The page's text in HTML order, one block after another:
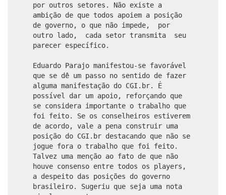
por outros setores. Não existe a
ambição de que todos apoiem a posição
de governo, o que não impede, por
outro lado, cada setor transmita seu
parecer específico.
Eduardo Parajo manifestou-se favorável
que se dê um passo no sentido de fazer
alguma manifestação do CGI.br. É
possível dar um apoio, reforçando que
se considera importante o trabalho que
foi feito. Se os conselheiros estiverem
de acordo, vale a pena construir uma
posição do CGI.br destacando que não se
jogue fora o trabalho que foi feito.
Talvez uma menção ao fato de que não
houve consenso entre todos os players,
a despeito das posições do governo
brasileiro. Sugeriu que seja uma nota